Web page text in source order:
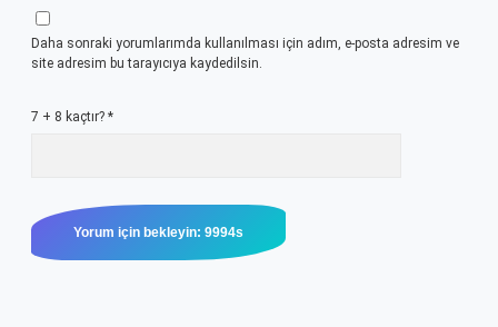
Daha sonraki yorumlarımda kullanılması için adım, e-posta adresim ve
site adresim bu tarayıcıya kaydedilsin.
7 + 8 kaçtır? *